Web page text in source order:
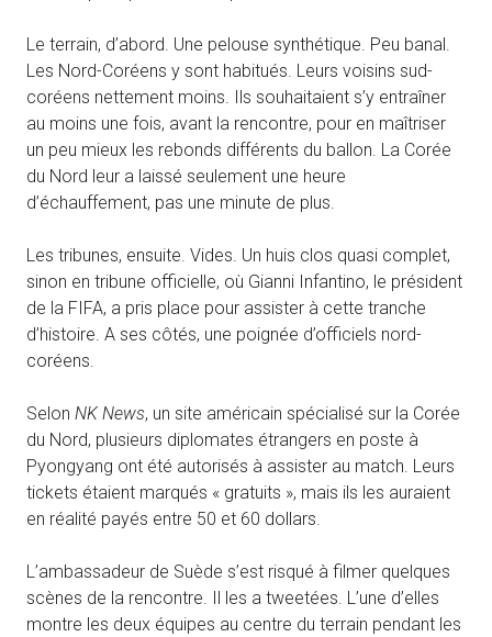
Le terrain, d’abord. Une pelouse synthétique. Peu banal.
Les Nord-Coréens y sont habitués. Leurs voisins sud-
coréens nettement moins. Ils souhaitaient s’y entraîner
au moins une fois, avant la rencontre, pour en maîtriser
un peu mieux les rebonds différents du ballon. La Corée
du Nord leur a laissé seulement une heure
d’échauffement, pas une minute de plus.
Les tribunes, ensuite. Vides. Un huis clos quasi complet,
sinon en tribune officielle, où Gianni Infantino, le président
de la FIFA, a pris place pour assister à cette tranche
d’histoire. A ses côtés, une poignée d’officiels nord-
coréens.
Selon NK News, un site américain spécialisé sur la Corée
du Nord, plusieurs diplomates étrangers en poste à
Pyongyang ont été autorisés à assister au match. Leurs
tickets étaient marqués « gratuits », mais ils les auraient
en réalité payés entre 50 et 60 dollars.
L’ambassadeur de Suède s’est risqué à filmer quelques
scènes de la rencontre. Il les a tweetées. L’une d’elles
montre les deux équipes au centre du terrain pendant les